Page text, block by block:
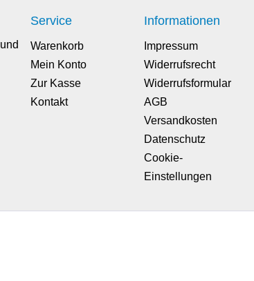
Service
Warenkorb
Mein Konto
Zur Kasse
Kontakt
Informationen
Impressum
Widerrufsrecht
Widerrufsformular
AGB
Versandkosten
Datenschutz
Cookie-
Einstellungen